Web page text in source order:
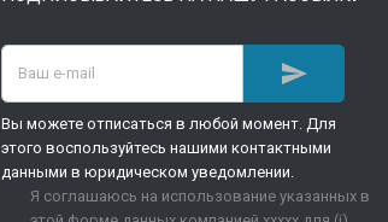

Вы можете отписаться в любой момент. Для
этого воспользуйтесь нашими контактными
данными в юридическом уведомлении.
Я соглашаюсь на использование указанных в